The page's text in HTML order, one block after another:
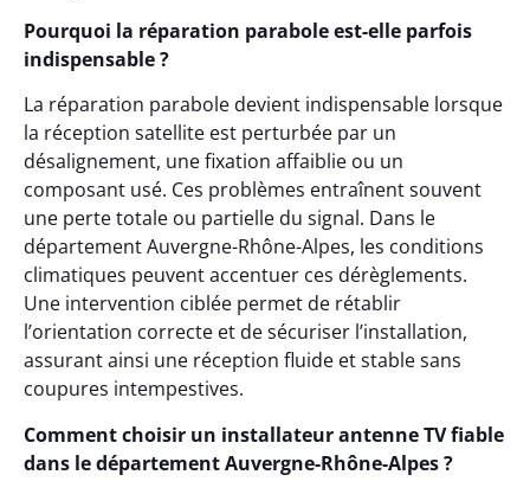
Pourquoi la réparation parabole est-elle parfois
indispensable ?
La réparation parabole devient indispensable lorsque
la réception satellite est perturbée par un
désalignement, une fixation affaiblie ou un
composant usé. Ces problèmes entraînent souvent
une perte totale ou partielle du signal. Dans le
département Auvergne-Rhône-Alpes, les conditions
climatiques peuvent accentuer ces dérèglements.
Une intervention ciblée permet de rétablir
l’orientation correcte et de sécuriser l’installation,
assurant ainsi une réception fluide et stable sans
coupures intempestives.
Comment choisir un installateur antenne TV fiable
dans le département Auvergne-Rhône-Alpes ?